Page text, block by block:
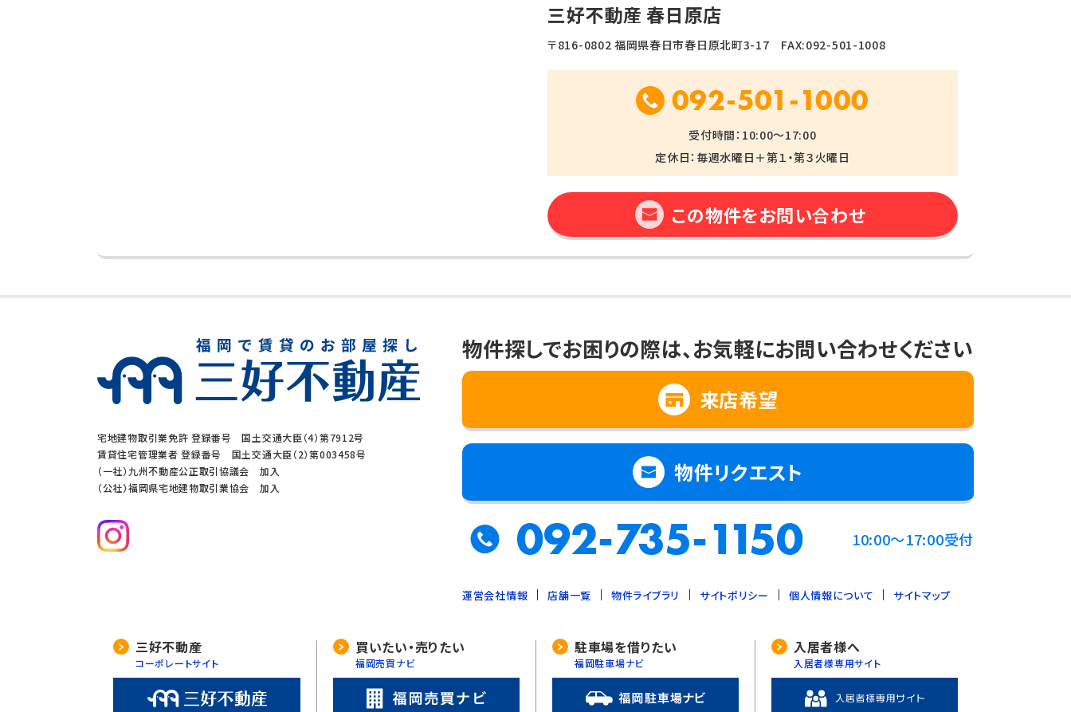
三好不動産 春日原店
〒816-0802 福岡県春日市春日原北町3-17 FAX:092-501-1008
092-501-1000
受付時間：10:00～17:00
定休日：毎週水曜日＋第１・第３火曜日
この物件をお問い合わせ
宅地建物取引業免許 登録番号 国土交通大臣（4）第7912号
賃貸住宅管理業者 登録番号 国土交通大臣（2）第003458号
（一社）九州不動産公正取引協議会 加入
（公社）福岡県宅地建物取引業協会 加入
物件探しでお困りの際は、お気軽にお問い合わせください
来店希望
物件リクエスト
092-735-1150 10:00～17:00受付
運営会社情報 店舗一覧 物件ライブラリ サイトポリシー 個人情報について サイトマップ
三好不動産
コーポレートサイト
買いたい・売りたい
福岡売買ナビ
駐車場を借りたい
福岡駐車場ナビ
入居者様へ
入居者様専用サイト